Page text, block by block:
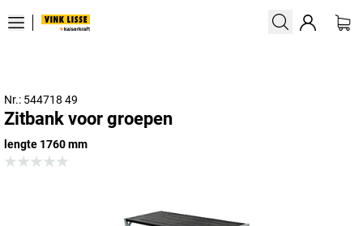
Nr.: 544718 49
Zitbank voor groepen
lengte 1760 mm